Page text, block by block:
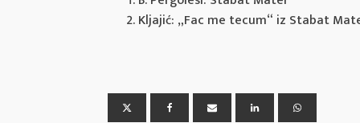
Kljajić: „Fac me tecum“ iz Stabat